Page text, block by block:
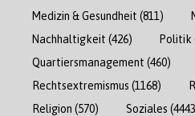
Medizin & Gesundheit (811)
Nachhaltigkeit (426) Politik
Quartiersmanagement (460)
Rechtsextremismus (1168)
Religion (570) Soziales